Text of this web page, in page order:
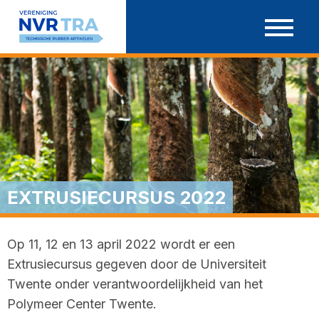
door
naar
inhoud
EXTRUSIECURSUS 2022
Op 11, 12 en 13 april 2022 wordt er een
Extrusiecursus gegeven door de Universiteit
Twente onder verantwoordelijkheid van het
Polymeer Center Twente.